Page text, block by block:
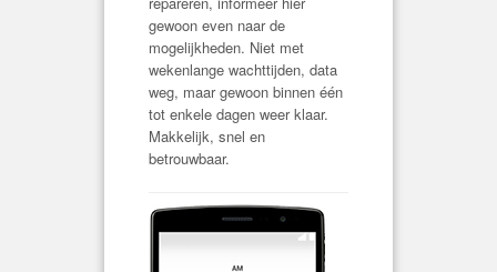
gewoon even naar de
mogelijkheden. Niet met
wekenlange wachttijden, data
weg, maar gewoon binnen één
tot enkele dagen weer klaar.
Makkelijk, snel en
betrouwbaar.